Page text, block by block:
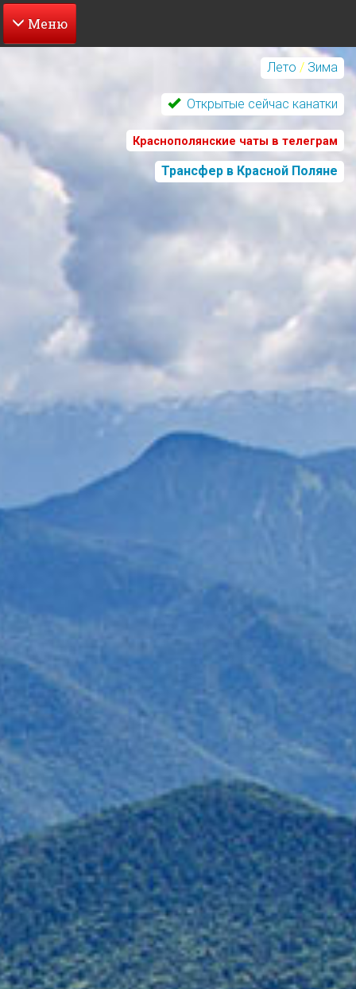
Перейти
содержанию
Лето / Зима
Открытые сейчас канатки
Краснополянские чаты в телеграм
Трансфер в Красной Поляне